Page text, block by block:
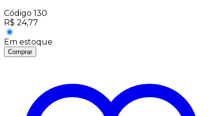
Código 130
R$ 24,77
Em estoque
Comprar